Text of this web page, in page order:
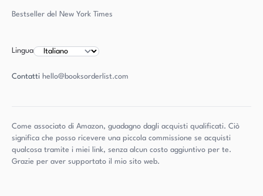
Bestseller del New York Times
Lingua
Contatti hello@booksorderlist.com
Come associato di Amazon, guadagno dagli acquisti qualificati. Ciò
significa che posso ricevere una piccola commissione se acquisti
qualcosa tramite i miei link, senza alcun costo aggiuntivo per te.
Grazie per aver supportato il mio sito web.